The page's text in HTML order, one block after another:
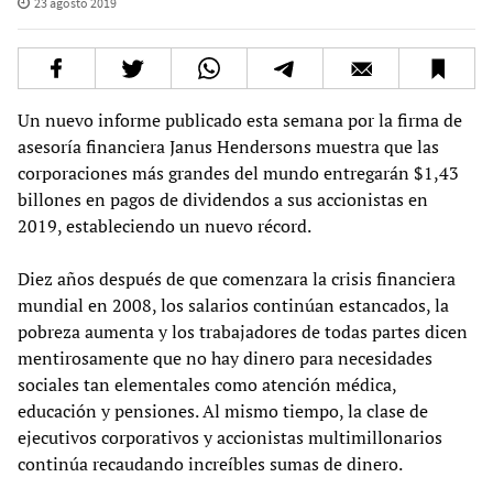
Un nuevo informe publicado esta semana por la firma de
asesoría financiera Janus Hendersons muestra que las
corporaciones más grandes del mundo entregarán $1,43
billones en pagos de dividendos a sus accionistas en
2019, estableciendo un nuevo récord.
Diez años después de que comenzara la crisis financiera
mundial en 2008, los salarios continúan estancados, la
pobreza aumenta y los trabajadores de todas partes dicen
mentirosamente que no hay dinero para necesidades
sociales tan elementales como atención médica,
educación y pensiones. Al mismo tiempo, la clase de
ejecutivos corporativos y accionistas multimillonarios
continúa recaudando increíbles sumas de dinero.